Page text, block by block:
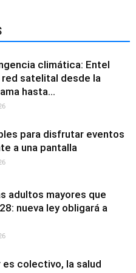
climática: Entel
satelital desde la
hasta...
para disfrutar eventos
a una pantalla
adultos mayores que
nueva ley obligará a
es colectivo, la salud